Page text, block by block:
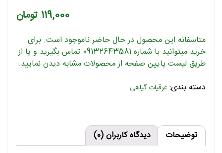
119,000 تومان
متاسفانه این محصول در حال حاضر ناموجود است. برای
خرید میتوانید با شماره 09132643581 تماس بگیرید و یا از
طریق لیست پایین صفحه از محصولات مشابه دیدن نمایید.
دسته بندی: عرقیات گیاهی
توضیحات دیدگاه کاربران (0)